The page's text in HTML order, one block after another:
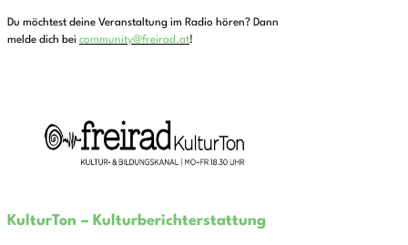
Du möchtest deine Veranstaltung im Radio hören? Dann
melde dich bei community@freirad.at!
KulturTon – Kulturberichterstattung